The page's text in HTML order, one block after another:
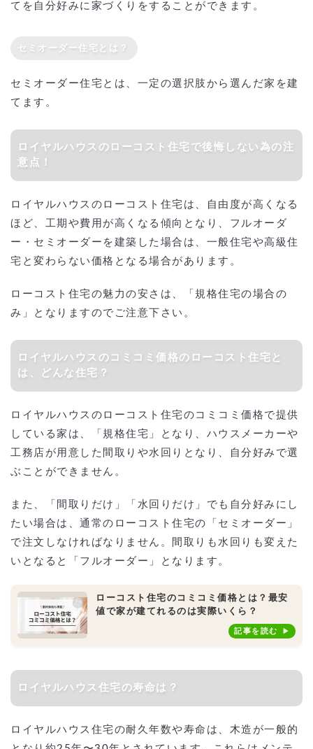
てを自分好みに家づくりをすることができます。
セミオーダー住宅とは？
セミオーダー住宅とは、一定の選択肢から選んだ家を建
てます。
ロイヤルハウスのローコスト住宅で後悔しない為の注
意点！
ロイヤルハウスのローコスト住宅は、自由度が高くなる
ほど、工期や費用が高くなる傾向となり、フルオーダ
ー・セミオーダーを建築した場合は、一般住宅や高級住
宅と変わらない価格となる場合があります。
ローコスト住宅の魅力の安さは、「規格住宅の場合の
み」となりますのでご注意下さい。
ロイヤルハウスのコミコミ価格のローコスト住宅と
は、どんな住宅？
ロイヤルハウスのローコスト住宅のコミコミ価格で提供
している家は、「規格住宅」となり、ハウスメーカーや
工務店が用意した間取りや水回りとなり、自分好みで選
ぶことができません。
また、「間取りだけ」「水回りだけ」でも自分好みにし
たい場合は、通常のローコスト住宅の「セミオーダー」
で注文しなければなりません。間取りも水回りも変えた
いとなると「フルオーダー」となります。
ローコスト住宅のコミコミ価格とは？最安
値で家が建てれるのは実際いくら？
記事を読む
ロイヤルハウス住宅の寿命は？
ロイヤルハウス住宅の耐久年数や寿命は、木造が一般的